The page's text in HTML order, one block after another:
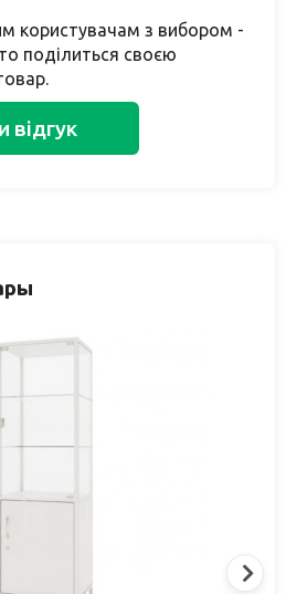
користувачам з вибором -
поділиться своєю
відгук